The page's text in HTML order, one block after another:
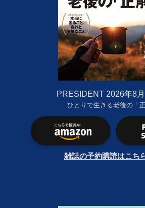
PRESIDENT 2026年8
ひとりで生きる老後の「正
雑誌の予約購読はこち